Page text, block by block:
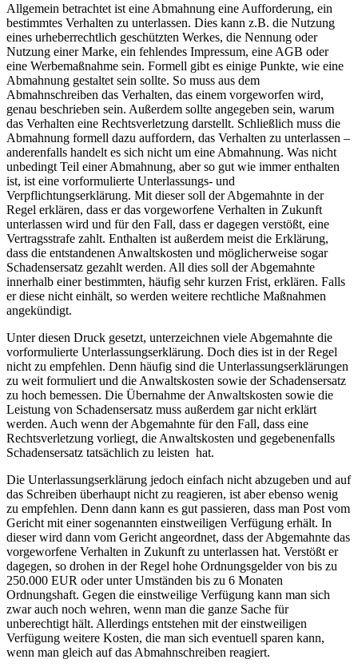
Allgemein betrachtet ist eine Abmahnung eine Aufforderung, ein
bestimmtes Verhalten zu unterlassen. Dies kann z.B. die Nutzung
eines urheberrechtlich geschützten Werkes, die Nennung oder
Nutzung einer Marke, ein fehlendes Impressum, eine AGB oder
eine Werbemaßnahme sein. Formell gibt es einige Punkte, wie eine
Abmahnung gestaltet sein sollte. So muss aus dem
Abmahnschreiben das Verhalten, das einem vorgeworfen wird,
genau beschrieben sein. Außerdem sollte angegeben sein, warum
das Verhalten eine Rechtsverletzung darstellt. Schließlich muss die
Abmahnung formell dazu auffordern, das Verhalten zu unterlassen –
anderenfalls handelt es sich nicht um eine Abmahnung. Was nicht
unbedingt Teil einer Abmahnung, aber so gut wie immer enthalten
ist, ist eine vorformulierte Unterlassungs- und
Verpflichtungserklärung. Mit dieser soll der Abgemahnte in der
Regel erklären, dass er das vorgeworfene Verhalten in Zukunft
unterlassen wird und für den Fall, dass er dagegen verstößt, eine
Vertragsstrafe zahlt. Enthalten ist außerdem meist die Erklärung,
dass die entstandenen Anwaltskosten und möglicherweise sogar
Schadensersatz gezahlt werden. All dies soll der Abgemahnte
innerhalb einer bestimmten, häufig sehr kurzen Frist, erklären. Falls
er diese nicht einhält, so werden weitere rechtliche Maßnahmen
angekündigt.
Unter diesen Druck gesetzt, unterzeichnen viele Abgemahnte die
vorformulierte Unterlassungserklärung. Doch dies ist in der Regel
nicht zu empfehlen. Denn häufig sind die Unterlassungserklärungen
zu weit formuliert und die Anwaltskosten sowie der Schadensersatz
zu hoch bemessen. Die Übernahme der Anwaltskosten sowie die
Leistung von Schadensersatz muss außerdem gar nicht erklärt
werden. Auch wenn der Abgemahnte für den Fall, dass eine
Rechtsverletzung vorliegt, die Anwaltskosten und gegebenenfalls
Schadensersatz tatsächlich zu leisten hat.
Die Unterlassungserklärung jedoch einfach nicht abzugeben und auf
das Schreiben überhaupt nicht zu reagieren, ist aber ebenso wenig
zu empfehlen. Denn dann kann es gut passieren, dass man Post vom
Gericht mit einer sogenannten einstweiligen Verfügung erhält. In
dieser wird dann vom Gericht angeordnet, dass der Abgemahnte das
vorgeworfene Verhalten in Zukunft zu unterlassen hat. Verstößt er
dagegen, so drohen in der Regel hohe Ordnungsgelder von bis zu
250.000 EUR oder unter Umständen bis zu 6 Monaten
Ordnungshaft. Gegen die einstweilige Verfügung kann man sich
zwar auch noch wehren, wenn man die ganze Sache für
unberechtigt hält. Allerdings entstehen mit der einstweiligen
Verfügung weitere Kosten, die man sich eventuell sparen kann,
wenn man gleich auf das Abmahnschreiben reagiert.